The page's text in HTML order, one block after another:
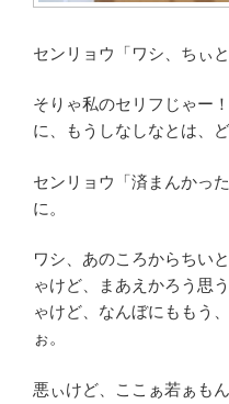
センリョウ「ワシ、ちぃ
そりゃ私のセリフじゃー
に、もうしなしなとは、
センリョウ「済まんかっ
に。
ワシ、あのころからちい
ゃけど、まあえかろう思
ゃけど、なんぼにももう
ぉ。
悪ぃけど、ここぁ若ぁも